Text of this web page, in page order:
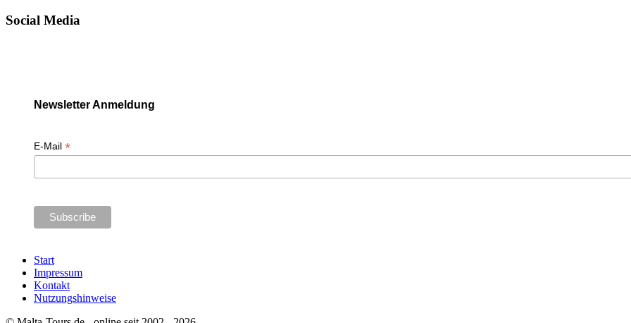
Social Media
Newsletter Anmeldung
E-Mail *
Start
Impressum
Kontakt
Nutzungshinweise